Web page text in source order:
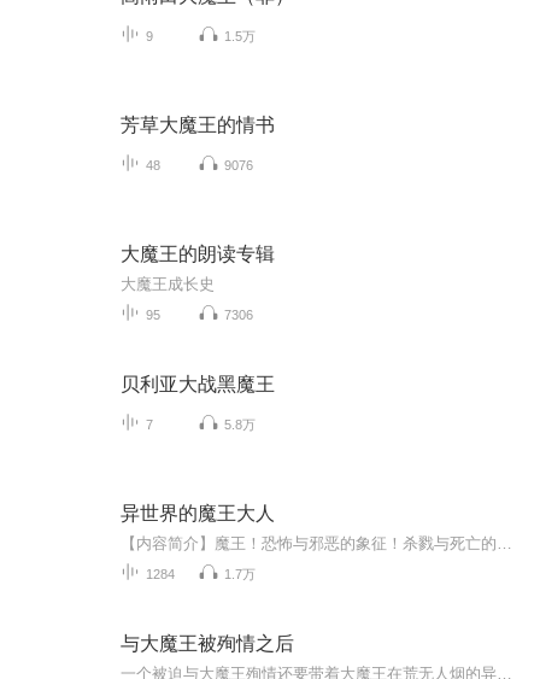
9 1.5万
芳草大魔王的情书
48 9076
大魔王的朗读专辑
大魔王成长史
95 7306
贝利亚大战黑魔王
7 5.8万
异世界的魔王大人
1284 1.7万
与大魔王被殉情之后